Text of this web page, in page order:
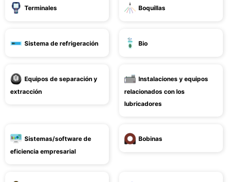
Terminales Boquillas
Sistema de refrigeración Bio
Equipos de separación y
extracción
Instalaciones y equipos
relacionados con los
lubricadores
Sistemas/software de
eficiencia empresarial
Bobinas